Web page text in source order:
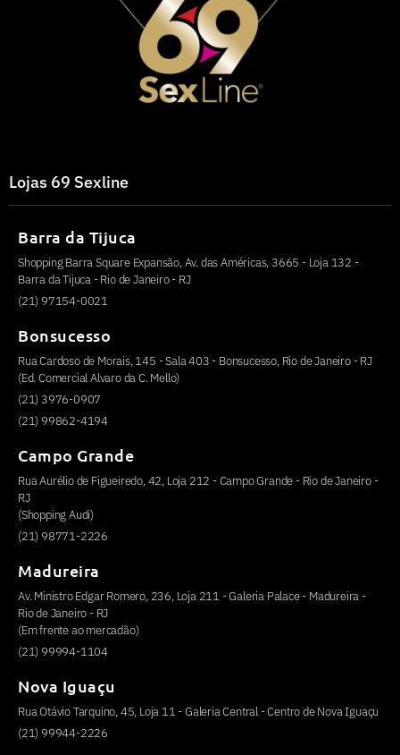
Lojas 69 Sexline
Barra da Tijuca
Shopping Barra Square Expansão, Av. das Américas, 3665 - Loja 132 -
Barra da Tijuca - Rio de Janeiro - RJ
(21) 97154-0021
Bonsucesso
Rua Cardoso de Morais, 145 - Sala 403 - Bonsucesso, Rio de Janeiro - RJ
(Ed. Comercial Alvaro da C. Mello)
(21) 3976-0907
(21) 99862-4194
Campo Grande
Rua Aurélio de Figueiredo, 42, Loja 212 - Campo Grande - Rio de Janeiro -
RJ
(Shopping Audi)
(21) 98771-2226
Madureira
Av. Ministro Edgar Romero, 236, Loja 211 - Galeria Palace - Madureira -
Rio de Janeiro - RJ
(Em frente ao mercadão)
(21) 99994-1104
Nova Iguaçu
Rua Otávio Tarquino, 45, Loja 11 - Galeria Central - Centro de Nova Iguaçu
(21) 99944-2226